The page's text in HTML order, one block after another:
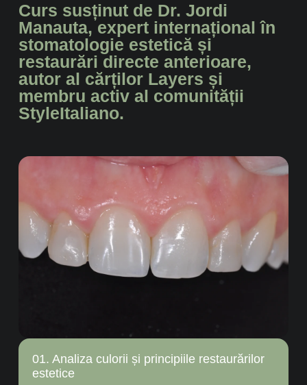
Curs susținut de Dr. Jordi
Manauta, expert internațional în
stomatologie estetică și
restaurări directe anterioare,
autor al cărților Layers și
membru activ al comunității
StyleItaliano.
01. Analiza culorii și principiile restaurărilor
estetice